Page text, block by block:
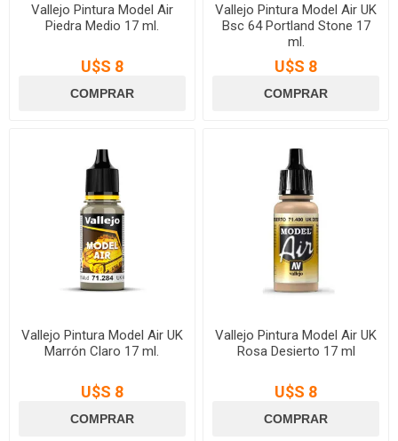
Vallejo Pintura Model Air
Piedra Medio 17 ml.
U$S 8
Vallejo Pintura Model Air UK
Bsc 64 Portland Stone 17
ml.
U$S 8
Vallejo Pintura Model Air UK
Marrón Claro 17 ml.
U$S 8
Vallejo Pintura Model Air UK
Rosa Desierto 17 ml
U$S 8